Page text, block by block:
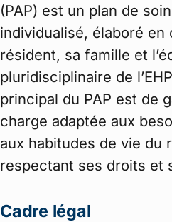
(PAP) est un plan de
individualisé, élaboré
résident, sa famille et
pluridisciplinaire de
principal du PAP est de
charge adaptée aux
aux habitudes de vie du
respectant ses droits et
Cadre légal